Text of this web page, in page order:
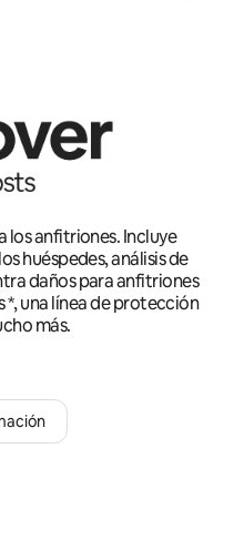
los anfitriones. Incluye
huéspedes, análisis de
daños para anfitriones
*, una línea de protección
más.